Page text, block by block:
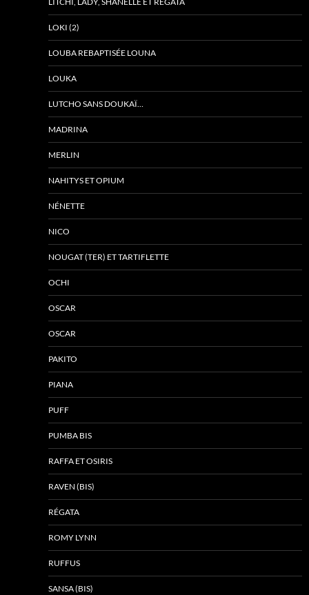
LOKI (2)
LOUBA REBAPTISÉE LOUNA
LOUKA
LUTCHO SANS DOUKAÏ…
MADRINA
MERLIN
NAHITYS ET OPIUM
NÉNETTE
NICO
NOUGAT (TER) ET TARTIFLETTE
OCHI
OSCAR
OSCAR
PAKITO
PIANA
PUFF
PUMBA BIS
RAFFA ET OSIRIS
RAVEN (BIS)
RÉGATA
ROMY LYNN
RUFFUS
SANSA (BIS)